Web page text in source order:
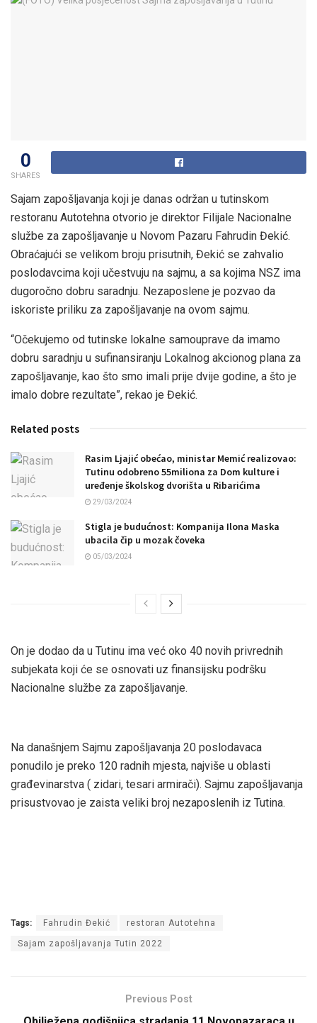
0
SHARES
Sajam zapošljavanja koji je danas održan u tutinskom
restoranu Autotehna otvorio je direktor Filijale Nacionalne
službe za zapošljavanje u Novom Pazaru Fahrudin Đekić.
Obraćajući se velikom broju prisutnih, Đekić se zahvalio
poslodavcima koji učestvuju na sajmu, a sa kojima NSZ ima
dugoročno dobru saradnju. Nezaposlene je pozvao da
iskoriste priliku za zapošljavanje na ovom sajmu.
“Očekujemo od tutinske lokalne samouprave da imamo
dobru saradnju u sufinansiranju Lokalnog akcionog plana za
zapošljavanje, kao što smo imali prije dvije godine, a što je
imalo dobre rezultate”, rekao je Đekić.
Related posts
Rasim Ljajić obećao, ministar Memić realizovao:
Tutinu odobreno 55miliona za Dom kulture i
uređenje školskog dvorišta u Ribarićima
29/03/2024
Stigla je budućnost: Kompanija Ilona Maska
ubacila čip u mozak čoveka
05/03/2024
On je dodao da u Tutinu ima već oko 40 novih privrednih
subjekata koji će se osnovati uz finansijsku podršku
Nacionalne službe za zapošljavanje.
Na današnjem Sajmu zapošljavanja 20 poslodavaca
ponudilo je preko 120 radnih mjesta, najviše u oblasti
građevinarstva ( zidari, tesari armirači). Sajmu zapošljavanja
prisustvovao je zaista veliki broj nezaposlenih iz Tutina.
Tags: Fahrudin Đekić restoran Autotehna
Sajam zapošljavanja Tutin 2022
Previous Post